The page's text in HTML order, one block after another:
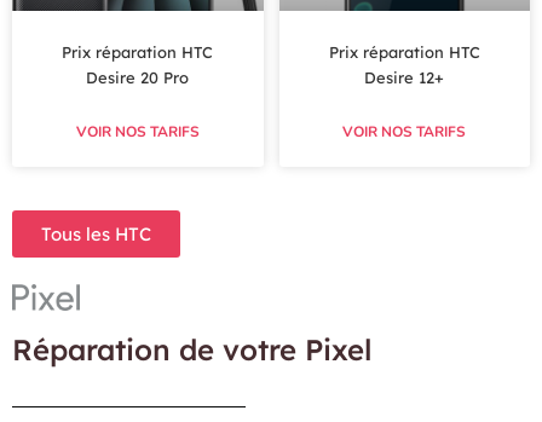
Prix réparation HTC
Desire 20 Pro
VOIR NOS TARIFS
Prix réparation HTC
Desire 12+
VOIR NOS TARIFS
Tous les HTC
Réparation de votre Pixel